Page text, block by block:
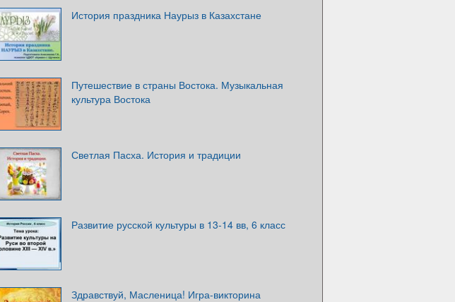
История праздника Наурыз в Казахстане
Путешествие в страны Востока. Музыкальная
культура Востока
Светлая Пасха. История и традиции
Развитие русской культуры в 13-14 вв, 6 класс
Здравствуй, Масленица! Игра-викторина